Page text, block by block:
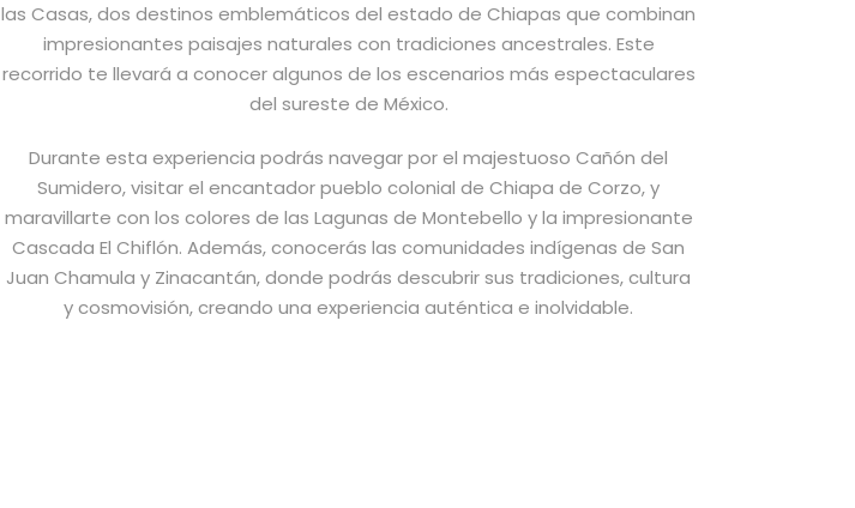
las Casas, dos destinos emblemáticos del estado de Chiapas que combinan
impresionantes paisajes naturales con tradiciones ancestrales. Este
recorrido te llevará a conocer algunos de los escenarios más espectaculares
del sureste de México.
Durante esta experiencia podrás navegar por el majestuoso Cañón del
Sumidero, visitar el encantador pueblo colonial de Chiapa de Corzo, y
maravillarte con los colores de las Lagunas de Montebello y la impresionante
Cascada El Chiflón. Además, conocerás las comunidades indígenas de San
Juan Chamula y Zinacantán, donde podrás descubrir sus tradiciones, cultura
y cosmovisión, creando una experiencia auténtica e inolvidable.